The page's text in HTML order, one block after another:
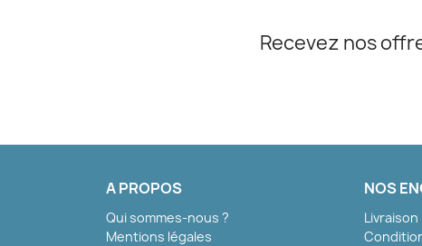
Recevez nos
A PROPOS
Qui sommes-nous ?
Mentions légales
NOS
Livraison